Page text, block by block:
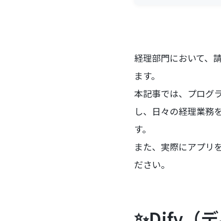
経理部門において、
ます。
本記事では、プログ
し、日々の経理業務
す。
また、実際にアプリ
ださい。